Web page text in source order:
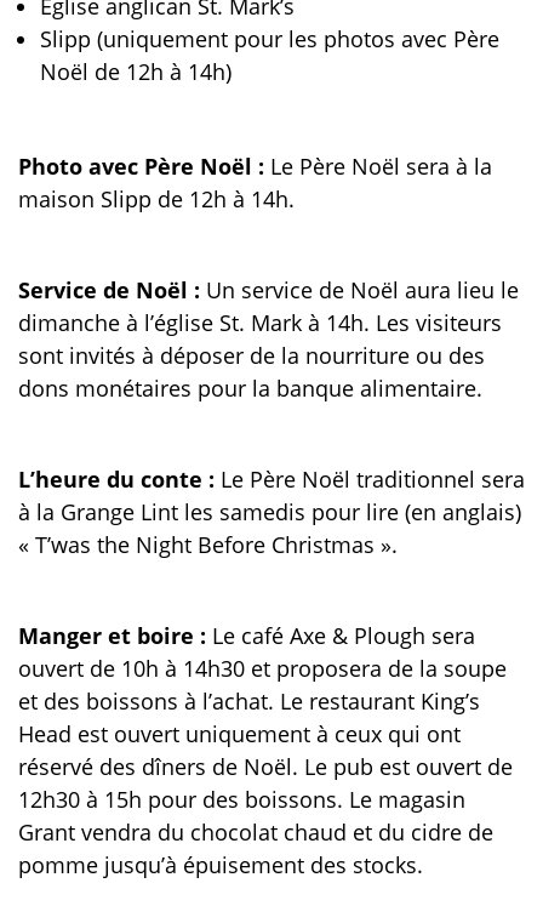
Église anglican St. Mark’s
Slipp (uniquement pour les photos avec Père
Noël de 12h à 14h)
Photo avec Père Noël : Le Père Noël sera à la
maison Slipp de 12h à 14h.
Service de Noël : Un service de Noël aura lieu le
dimanche à l’église St. Mark à 14h. Les visiteurs
sont invités à déposer de la nourriture ou des
dons monétaires pour la banque alimentaire.
L’heure du conte : Le Père Noël traditionnel sera
à la Grange Lint les samedis pour lire (en anglais)
« T’was the Night Before Christmas ».
Manger et boire : Le café Axe & Plough sera
ouvert de 10h à 14h30 et proposera de la soupe
et des boissons à l’achat. Le restaurant King’s
Head est ouvert uniquement à ceux qui ont
réservé des dîners de Noël. Le pub est ouvert de
12h30 à 15h pour des boissons. Le magasin
Grant vendra du chocolat chaud et du cidre de
pomme jusqu’à épuisement des stocks.